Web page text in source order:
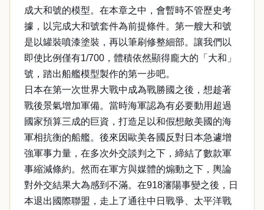
成大和號的模型。在本章之中，會暫時不管歷史考
據，以完成大和號套件為前提條件。第一艘大和號
是以罐裝噴漆塗裝，再以筆刷修整細部。讓我們以
即使比例僅有1/700，體積依然顯得龐大的「大和」
號，踏出船艦模型製作的第一步吧。
日本在第一次世界大戰中成為戰勝國之後，想趁著
戰後景氣增加軍備。當時海軍認為有必要動用超過
國家預算三成的巨資，打造足以和假想敵美國的海
軍相抗衡的船艦。後來因歐美各國反對日本急遽增
強軍事力量，在多次外交談判之下，締結了數款軍
事縮減條約。然而在軍方與媒體的煽動之下，輿論
對外交結果大為感到不滿。在918瀋陽事變之後，日
本退出國際聯盟，走上了通往中日戰爭、太平洋戰